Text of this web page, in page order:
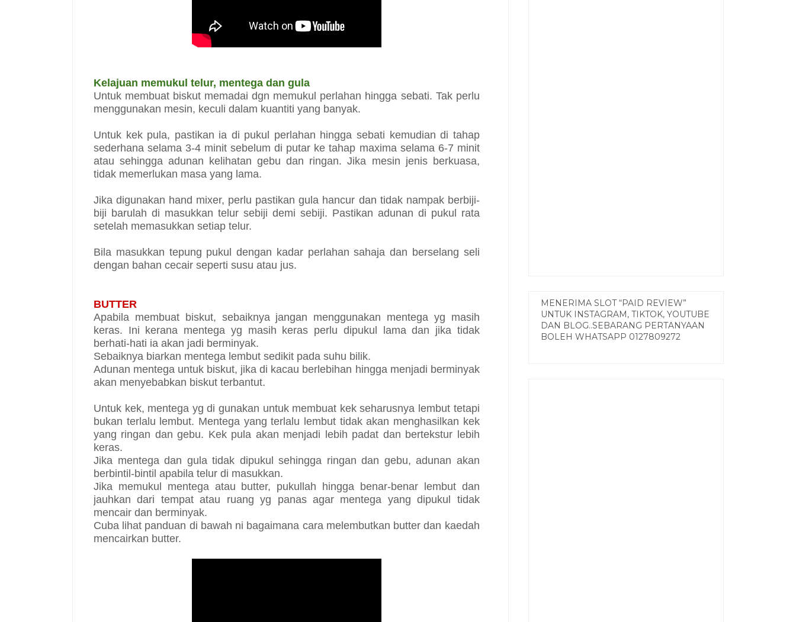
Kelajuan memukul telur, mentega dan gula
Untuk membuat biskut memadai dgn memukul perlahan hingga sebati. Tak perlu
menggunakan mesin, keculi dalam kuantiti yang banyak.
Untuk kek pula, pastikan ia di pukul perlahan hingga sebati kemudian di tahap
sederhana selama 3-4 minit sebelum di putar ke tahap maxima selama 6-7 minit
atau sehingga adunan kelihatan gebu dan ringan. Jika mesin jenis berkuasa,
tidak memerlukan masa yang lama.
Jika digunakan hand mixer, perlu pastikan gula hancur dan tidak nampak berbiji-
biji barulah di masukkan telur sebiji demi sebiji. Pastikan adunan di pukul rata
setelah memasukkan setiap telur.
Bila masukkan tepung pukul dengan kadar perlahan sahaja dan berselang seli
dengan bahan cecair seperti susu atau jus.
BUTTER
Apabila membuat biskut, sebaiknya jangan menggunakan mentega yg masih
keras. Ini kerana mentega yg masih keras perlu dipukul lama dan jika tidak
berhati-hati ia akan jadi berminyak.
Sebaiknya biarkan mentega lembut sedikit pada suhu bilik.
Adunan mentega untuk biskut, jika di kacau berlebihan hingga menjadi berminyak
akan menyebabkan biskut terbantut.
Untuk kek, mentega yg di gunakan untuk membuat kek seharusnya lembut tetapi
bukan terlalu lembut. Mentega yang terlalu lembut tidak akan menghasilkan kek
yang ringan dan gebu. Kek pula akan menjadi lebih padat dan bertekstur lebih
keras.
Jika mentega dan gula tidak dipukul sehingga ringan dan gebu, adunan akan
berbintil-bintil apabila telur di masukkan.
Jika memukul mentega atau butter, pukullah hingga benar-benar lembut dan
jauhkan dari tempat atau ruang yg panas agar mentega yang dipukul tidak
mencair dan berminyak.
Cuba lihat panduan di bawah ni bagaimana cara melembutkan butter dan kaedah
mencairkan butter.
MENERIMA SLOT “PAID REVIEW”
UNTUK INSTAGRAM, TIKTOK, YOUTUBE
DAN BLOG..SEBARANG PERTANYAAN
BOLEH WHATSAPP 0127809272